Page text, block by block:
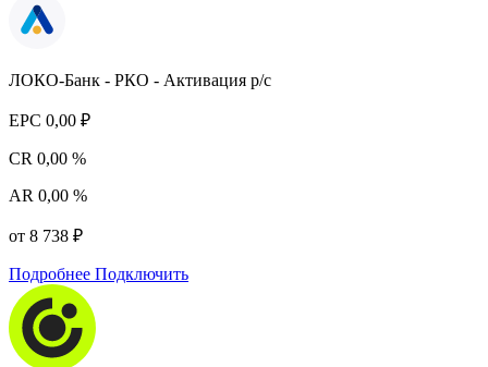
ЛОКО-Банк - РКО - Активация р/с
EPC 0,00 ₽
CR 0,00 %
AR 0,00 %
от 8 738 ₽
Подробнее Подключить